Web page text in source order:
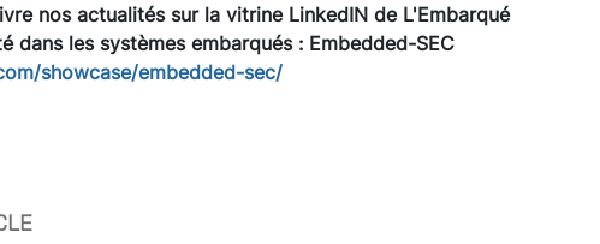
nos actualités sur la vitrine LinkedIN de L'Embarqué
dans les systèmes embarqués : Embedded-SEC
showcase/embedded-sec/